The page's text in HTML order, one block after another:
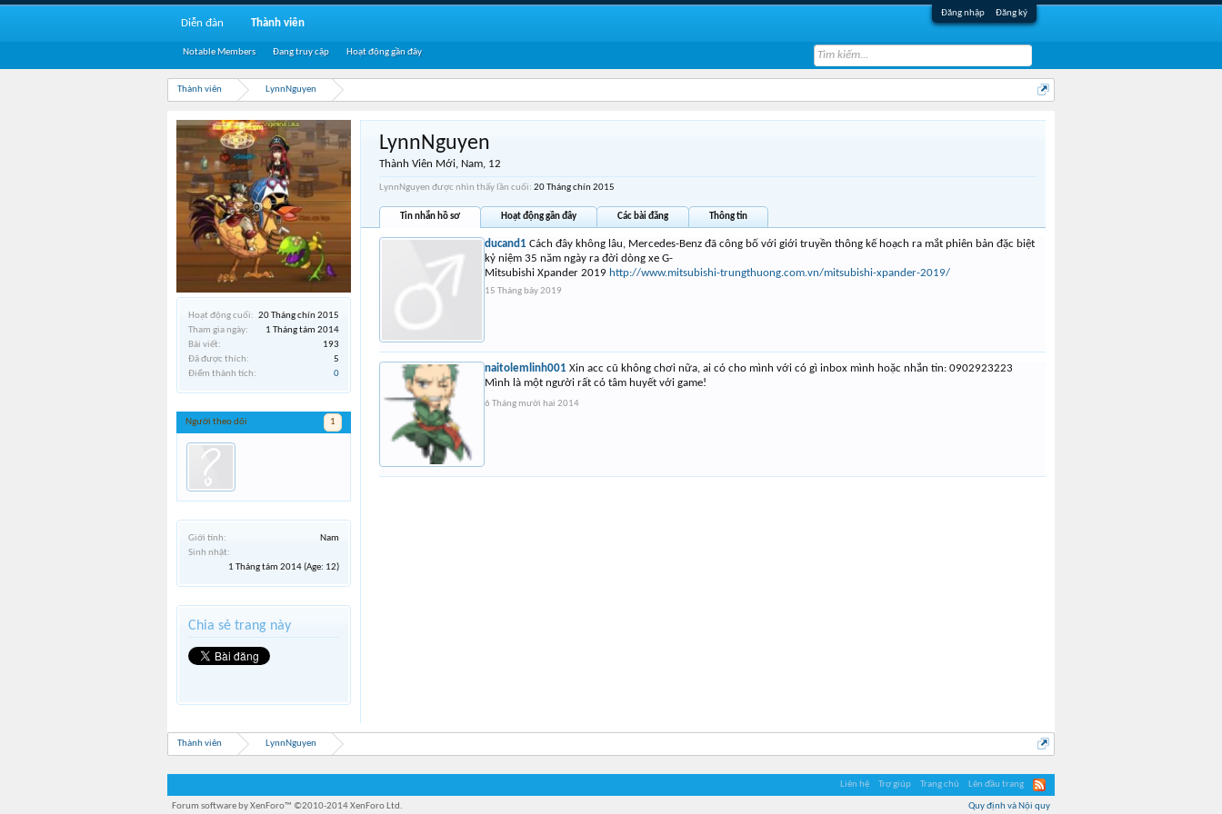
Đăng nhập Đăng ký
Thành viên LynnNguyen
Hoạt động cuối: 20 Tháng chín 2015
Tham gia ngày:
1 Tháng tám 2014
Bài viết:
193
Đã được thích:
5
Điểm thành tích:
0
Người theo dõi 1
Giới tính:
Nam
Sinh nhật:
1 Tháng tám 2014(Age: 12)
Chia sẻ trang này
LynnNguyen
Thành Viên Mới, Nam, 12
LynnNguyen được nhìn thấy lần cuối: 20 Tháng chín 2015
Tin nhắn hồ sơ Hoạt động gần đây Các bài đăng Thông tin
ducand1 Cách đây không lâu, Mercedes-Benz đã công bố với giới truyền thông kế hoạch ra mắt phiên bản đặc biệt
kỷ niệm 35 năm ngày ra đời dòng xe G-
Mitsubishi Xpander 2019 http://www.mitsubishi-trungthuong.com.vn/mitsubishi-xpander-2019/
15 Tháng bảy 2019
naitolemlinh001 Xin acc cũ không chơi nữa, ai có cho mình với có gì inbox mình hoặc nhắn tin: 0902923223
Mình là một người rất có tâm huyết với game!
6 Tháng mười hai 2014
Thành viên LynnNguyen
Diễn đàn Thành viên
Notable Members Đang truy cập Hoạt động gần đây
Liên hệ Trợ giúp Trang chủ Lên đầu trang
Quy định và Nội quy
Forum software by XenForo™ ©2010-2014 XenForo Ltd.